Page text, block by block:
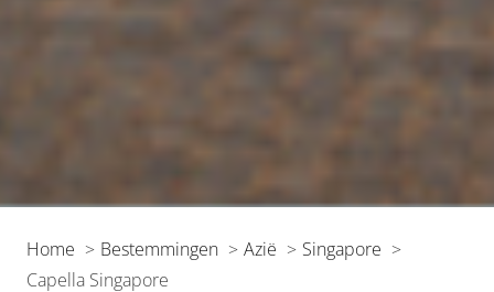
Home Bestemmingen Azië
Singapore
Capella Singapore